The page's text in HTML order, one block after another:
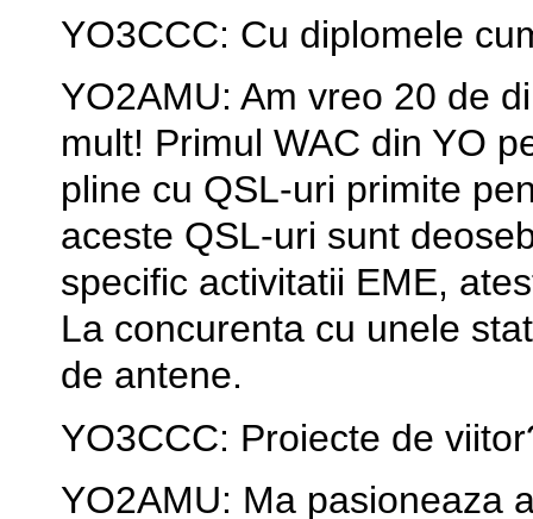
YO3CCC: Cu diplomele
YO2AMU: Am vreo 20 de
mult! Primul WAC din YO
pline cu QSL-uri primite
aceste QSL-uri sunt
specific activitatii EME,
La concurenta cu unele
de antene.
YO3CCC: Proiecte de
YO2AMU: Ma pasioneaza